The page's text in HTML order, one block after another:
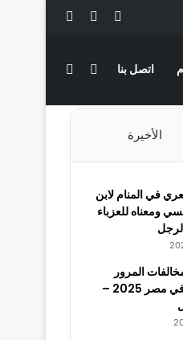
فيسبوك
اتصل بنا الوضع المظلم
الأخيرة
في المنام لابن
ومعناه للعزباء
المرور
برقم اللوحة في مصر 2025 –